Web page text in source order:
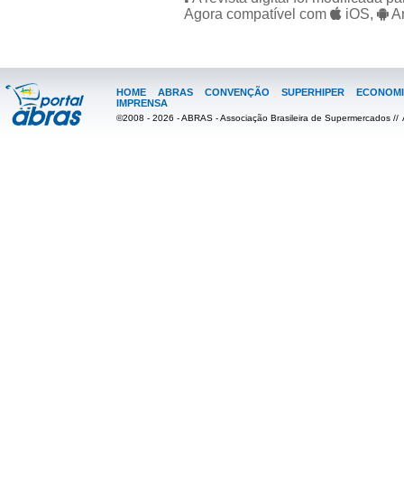
Agora compatível com
iOS,
HOME ABRAS CONVENÇÃO SUPERHIPER
IMPRENSA
©2008 - 2026 - ABRAS - Associação Brasileira de Supermercados //